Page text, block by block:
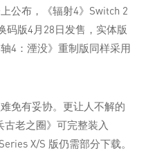
公布，《辐射4》Switch 2
码版4月28日发售，实体版
4：湮没》重制版同样采用
免有妥协。更让人不解的
古老之圈》可完整装入
X/S 版仍需部分下载。